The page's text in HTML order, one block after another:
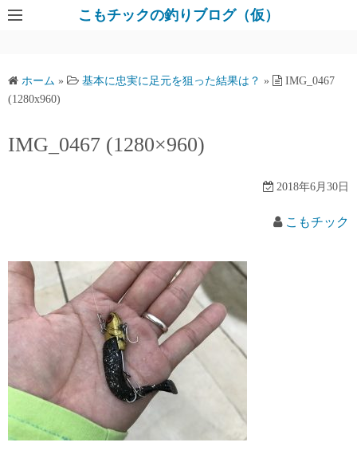
コ
ツ
キ
こもチックの釣りブログ（仮）
ホーム » 基本に忠実に足元を狙った結果は？ »
IMG_0467
(1280x960)
IMG_0467 (1280×960)
2018年6月30日
こもチック